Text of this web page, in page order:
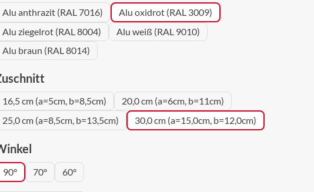
Alu anthrazit (RAL 7016)
Alu oxidrot (RAL 3009)
Alu ziegelrot (RAL 8004)
Alu weiß (RAL 9010)
Alu braun (RAL 8014)
auswählen
16,5 cm (a=5cm, b=8,5cm)
20,0 cm (a=6cm, b=11cm)
25,0 cm (a=8,5cm, b=13,5cm)
30,0 cm (a=15,0cm, b=12,0cm)
auswählen
90° 70° 60°